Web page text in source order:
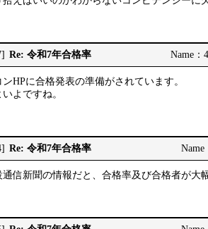
Re: 令和7年合格率 Name
ンHPに合格発表の準備がされています。
いよですね。
Re: 令和7年合格率
通信新聞の情報だと、合格率及び合格者が大